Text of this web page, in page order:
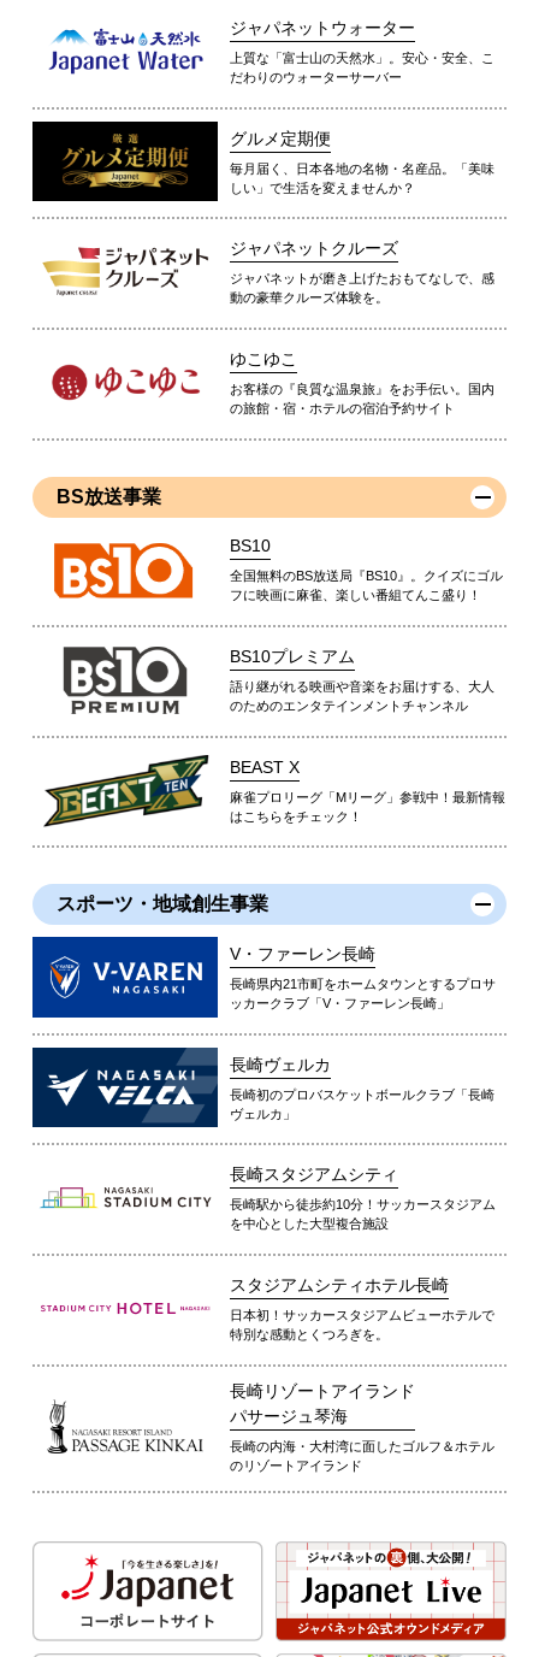
ジャパネットウォーター
上質な「富士山の天然水」。安心・安全、こ
だわりのウォーターサーバー
グルメ定期便
毎月届く、日本各地の名物・名産品。「美味
しい」で生活を変えませんか？
ジャパネットクルーズ
ジャパネットが磨き上げたおもてなしで、感
動の豪華クルーズ体験を。
ゆこゆこ
お客様の『良質な温泉旅』をお手伝い。国内
の旅館・宿・ホテルの宿泊予約サイト
BS放送事業
BS10
全国無料のBS放送局『BS10』。クイズにゴル
フに映画に麻雀、楽しい番組てんこ盛り！
BS10プレミアム
語り継がれる映画や音楽をお届けする、大人
のためのエンタテインメントチャンネル
BEAST X
麻雀プロリーグ「Mリーグ」参戦中！最新情報
はこちらをチェック！
スポーツ・地域創生事業
V・ファーレン長崎
長崎県内21市町をホームタウンとするプロサ
ッカークラブ「V・ファーレン長崎」
長崎ヴェルカ
長崎初のプロバスケットボールクラブ「長崎
ヴェルカ」
長崎スタジアムシティ
長崎駅から徒歩約10分！サッカースタジアム
を中心とした大型複合施設
スタジアムシティホテル長崎
日本初！サッカースタジアムビューホテルで
特別な感動とくつろぎを。
長崎リゾートアイランド
パサージュ琴海
長崎の内海・大村湾に面したゴルフ＆ホテル
のリゾートアイランド